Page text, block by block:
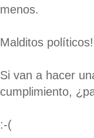
menos.
Malditos políticos!
Si van a hacer
cumplimiento,
:-(